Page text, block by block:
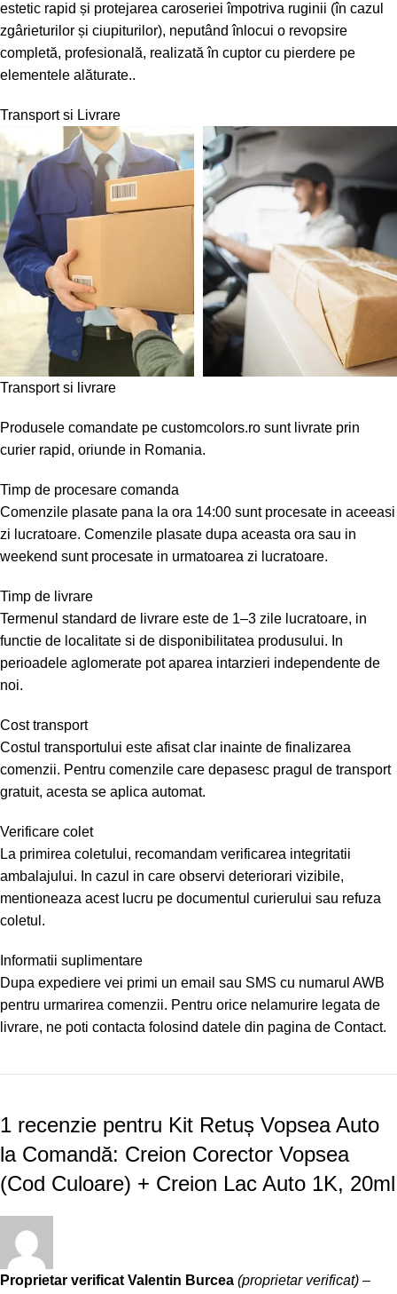
estetic rapid și protejarea caroseriei împotriva ruginii (în cazul
zgârieturilor și ciupiturilor), neputând înlocui o revopsire
completă, profesională, realizată în cuptor cu pierdere pe
elementele alăturate..
Transport si Livrare
Transport si livrare
Produsele comandate pe customcolors.ro sunt livrate prin
curier rapid, oriunde in Romania.
Timp de procesare comanda
Comenzile plasate pana la ora 14:00 sunt procesate in aceeasi
zi lucratoare. Comenzile plasate dupa aceasta ora sau in
weekend sunt procesate in urmatoarea zi lucratoare.
Timp de livrare
Termenul standard de livrare este de 1–3 zile lucratoare, in
functie de localitate si de disponibilitatea produsului. In
perioadele aglomerate pot aparea intarzieri independente de
noi.
Cost transport
Costul transportului este afisat clar inainte de finalizarea
comenzii. Pentru comenzile care depasesc pragul de transport
gratuit, acesta se aplica automat.
Verificare colet
La primirea coletului, recomandam verificarea integritatii
ambalajului. In cazul in care observi deteriorari vizibile,
mentioneaza acest lucru pe documentul curierului sau refuza
coletul.
Informatii suplimentare
Dupa expediere vei primi un email sau SMS cu numarul AWB
pentru urmarirea comenzii. Pentru orice nelamurire legata de
livrare, ne poti contacta folosind datele din pagina de Contact.
1 recenzie pentru Kit Retuș Vopsea Auto
la Comandă: Creion Corector Vopsea
(Cod Culoare) + Creion Lac Auto 1K, 20ml
Proprietar verificat Valentin Burcea (proprietar verificat) –